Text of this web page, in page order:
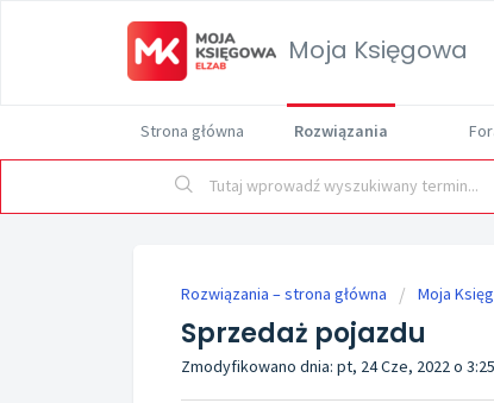
Moja Księgowa
Strona główna Rozwiązania
Rozwiązania – strona główna Moja
Sprzedaż pojazdu
Zmodyfikowano dnia: pt, 24 Cze, 2022 o 3:25